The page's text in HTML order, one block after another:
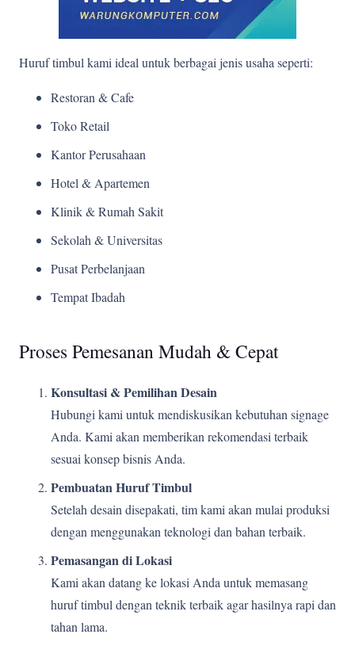
Huruf timbul kami ideal untuk berbagai jenis usaha seperti:
Restoran & Cafe
Toko Retail
Kantor Perusahaan
Hotel & Apartemen
Klinik & Rumah Sakit
Sekolah & Universitas
Pusat Perbelanjaan
Tempat Ibadah
Proses Pemesanan Mudah & Cepat
Konsultasi & Pemilihan Desain
Hubungi kami untuk mendiskusikan kebutuhan signage
Anda. Kami akan memberikan rekomendasi terbaik
sesuai konsep bisnis Anda.
Pembuatan Huruf Timbul
Setelah desain disepakati, tim kami akan mulai produksi
dengan menggunakan teknologi dan bahan terbaik.
Pemasangan di Lokasi
Kami akan datang ke lokasi Anda untuk memasang
huruf timbul dengan teknik terbaik agar hasilnya rapi dan
tahan lama.